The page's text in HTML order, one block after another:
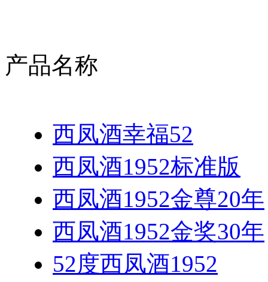
产品名称
西凤酒幸福52
西凤酒1952标准版
西凤酒1952金尊20年
西凤酒1952金奖30年
52度西凤酒1952